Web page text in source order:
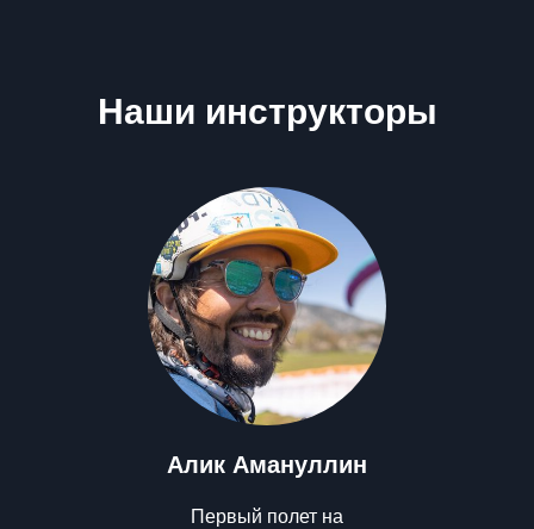
Наши инструкторы
Алик Амануллин
Первый полет на